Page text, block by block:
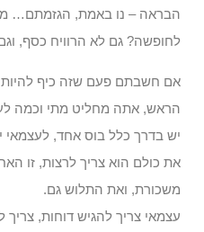
הבראה – נו באמת, הגזמתם…
לחופשה? גם לא הרוויח כסף,
אם חשבתם פעם שזה כיף להיות
הראש, אתה מחליט מתי וכמה
יש בדרך כלל בוס אחד, לעצמאי
את כולם הוא צריך לרצות, זו
משכורת, ואת התלוש גם.
עצמאי צריך להגיש דוחות, צריך